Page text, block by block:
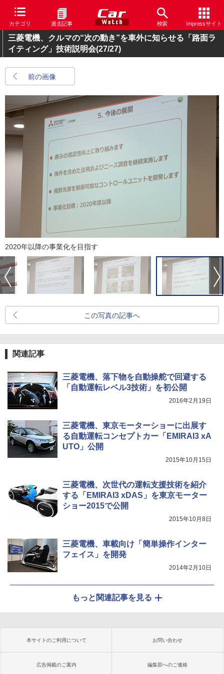
カテゴリ 過去記事 検索 Impressサイト
三菱電機、クルマの“次の動き”を車外に知らせる「路面ラ
イティング」技術説明会(27/27)
前の画像
2020年以降の事業化を目指す
この写真の記事へ
関連記事
三菱電機、落下物を自動操舵で回避する
「自動運転レベル3技術」を初公開
2016年2月19日
三菱電機、東京モーターショーに出展す
る自動運転コンセプトカー「EMIRAI3 xA
UTO」公開
2015年10月15日
三菱電機、次世代の運転支援技術を紹介
する「EMIRAI3 xDAS」を東京モーター
ショー2015で公開
2015年10月8日
三菱電機、車載向け「簡単操作インター
フェイス」を開発
2014年2月10日
もっと関連記事を見る
本サイトのご利用について お問い合わせ
広告掲載のご案内 編集部へのご連絡